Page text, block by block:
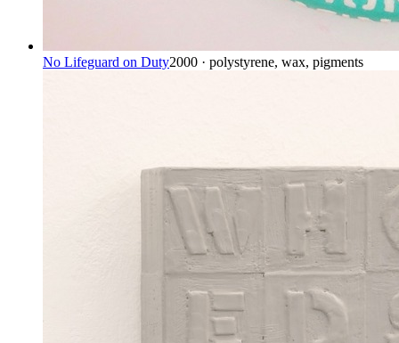
No Lifeguard on Duty2000 · polystyrene, wax, pigments